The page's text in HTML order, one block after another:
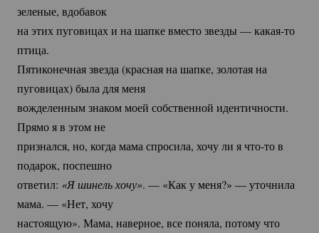
зеленые, вдобавок
на этих пуговицах и на шапке вместо звезды —какая-то
птица.
Пятиконечная звезда (красная на шапке, золотая на
пуговицах) была для меня
вожделенным знаком моей собственной идентичности.
Прямо я в этом не
признался, но, когда мама спросила, хочу ли ячто-тов
подарок, поспешно
ответил: «Я шинель хочу». — «Как у меня?» — уточнила
мама. — «Нет, хочу
настоящую». Мама, наверное, все поняла, потому что